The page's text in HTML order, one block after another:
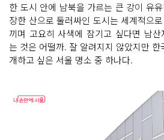
한 도시 안에 남북을 가르는 큰 강이 유
장한 산으로 둘러싸인 도시는 세계적으
끼며 고요히 사색에 잠기고 싶다면 남
는 것은 어떨까. 잘 알려지지 않았지만
개하고 싶은 서울 명소 중 하나다.